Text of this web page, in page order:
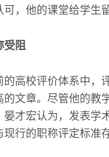
可，他的课堂给学生
受阻
的高校评价体系中，
的文章。尽管他的教
晏才宏认为，发表学
现行的职称评定标准